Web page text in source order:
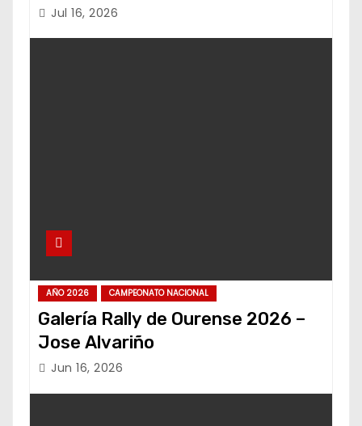
Jul 16, 2026
AÑO 2026 CAMPEONATO NACIONAL
Galería Rally de Ourense 2026 –
Jose Alvariño
Jun 16, 2026